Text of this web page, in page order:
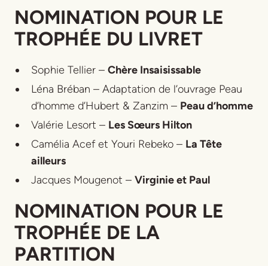
NOMINATION POUR LE
TROPHÉE DU LIVRET
Sophie Tellier – Chère Insaisissable
Léna Bréban – Adaptation de l’ouvrage Peau
d’homme d’Hubert & Zanzim – Peau d’homme
Valérie Lesort – Les Sœurs Hilton
Camélia Acef et Youri Rebeko – La Tête
ailleurs
Jacques Mougenot – Virginie et Paul
NOMINATION POUR LE
TROPHÉE DE LA
PARTITION